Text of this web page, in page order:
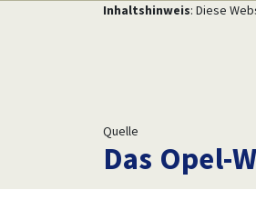
Inhaltshinweis: Diese
Quelle
Das Opel-